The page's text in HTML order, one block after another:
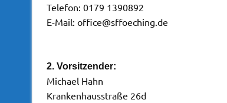
Telefon: 0179 1390892
E-Mail: office@sffoeching.de
2. Vorsitzender:
Michael Hahn
Krankenhausstraße 26d